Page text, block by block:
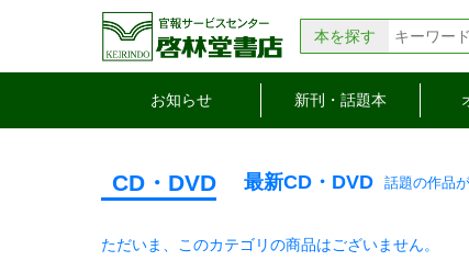
本を探す
お知らせ 新刊・話題本
CD・DVD 最新CD・DVD 話題の作品
ただいま、このカテゴリの商品はございません。